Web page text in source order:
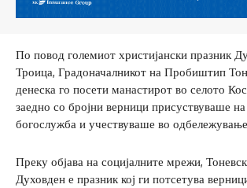
По повод големиот христијански празник
Троица, Градоначалникот на Пробиштип
денеска го посети манастирот во селото
заедно со бројни верници присуствуваше на
богослужба и учествуваше во
Преку објава на социјалните мрежи,
Духовден е празник кој ги потсетува